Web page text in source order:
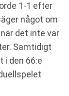
1-1 efter
något om
det inte var
Samtidigt
i den 66:e